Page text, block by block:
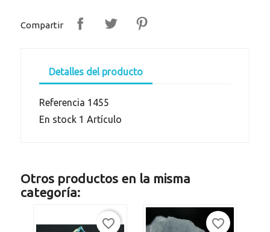
Compartir
Detalles del producto
Referencia 1455
En stock 1 Artículo
Otros productos en la misma
categoría:
favorite_border favorite_border